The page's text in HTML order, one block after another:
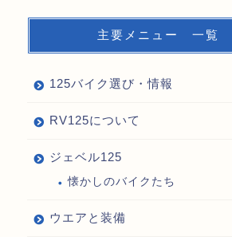
主要メニュー 一覧
125バイク選び・情報
RV125について
ジェベル125
懐かしのバイクたち
ウエアと装備